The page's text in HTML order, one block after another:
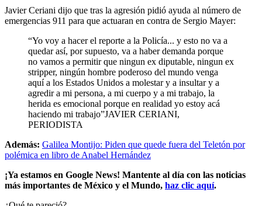
Javier Ceriani dijo que tras la agresión pidió ayuda al número de
emergencias 911 para que actuaran en contra de Sergio Mayer:
“Yo voy a hacer el reporte a la Policía... y esto no va a
quedar así, por supuesto, va a haber demanda porque
no vamos a permitir que ningun ex diputable, ningun ex
stripper, ningún hombre poderoso del mundo venga
aquí a los Estados Unidos a molestar y a insultar y a
agredir a mi persona, a mi cuerpo y a mi trabajo, la
herida es emocional porque en realidad yo estoy acá
haciendo mi trabajo”JAVIER CERIANI,
PERIODISTA
Además: Galilea Montijo: Piden que quede fuera del Teletón por
polémica en libro de Anabel Hernández
¡Ya estamos en Google News! Mantente al día con las noticias
más importantes de México y el Mundo, haz clic aquí.